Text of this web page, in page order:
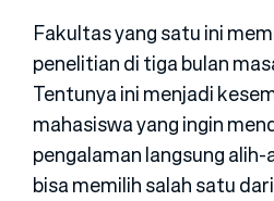
Fakultas yang satu ini
penelitian di tiga bulan
Tentunya ini menjadi
mahasiswa yang ingin
pengalaman langsung
bisa memilih salah satu